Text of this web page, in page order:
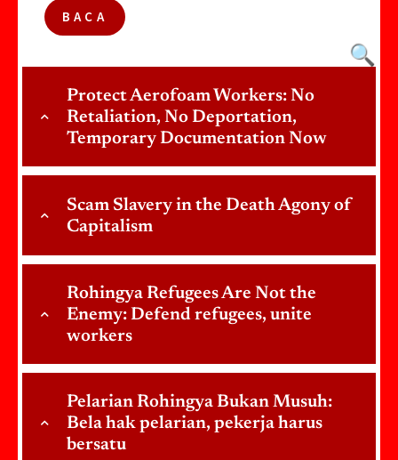
🔍
BACA
Protect Aerofoam Workers: No
Retaliation, No Deportation,
Temporary Documentation Now
Scam Slavery in the Death Agony of
Capitalism
Rohingya Refugees Are Not the
Enemy: Defend refugees, unite
workers
Pelarian Rohingya Bukan Musuh:
Bela hak pelarian, pekerja harus
bersatu